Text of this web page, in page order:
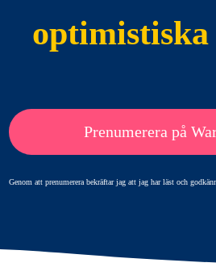
Prenumerera på
Genom att prenumerera bekräftar jag att jag har läst och